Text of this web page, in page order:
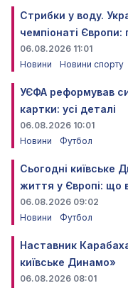
Стрибки у воду.
чемпіонаті
06.08.2026 11:01
Новини
Новини спорту
УЄФА реформував
картки: усі деталі
06.08.2026 10:01
Новини
Футбол
Сьогодні київське
життя у Європі: що
06.08.2026 09:02
Новини
Футбол
Наставник
київське Динамо»
06.08.2026 08:01